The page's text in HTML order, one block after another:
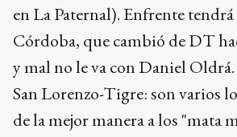
en La Paternal). Enfrente
Córdoba, que cambió de DT
y mal no le va con Daniel Oldrá.
San Lorenzo-Tigre: son varios
de la mejor manera a los "mata